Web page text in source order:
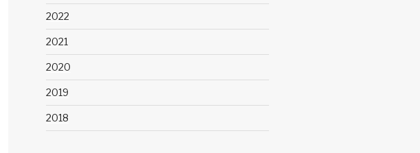
2022
2021
2020
2019
2018